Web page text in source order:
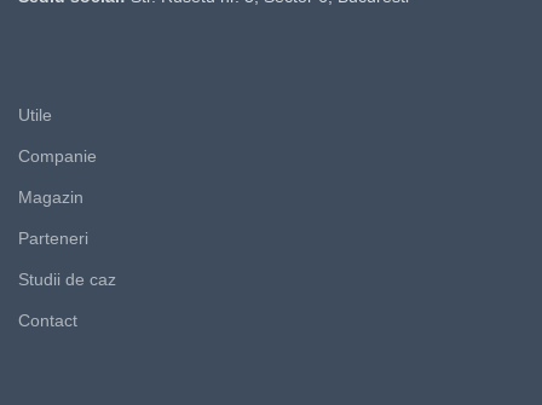
Utile
Companie
Magazin
Parteneri
Studii de caz
Contact